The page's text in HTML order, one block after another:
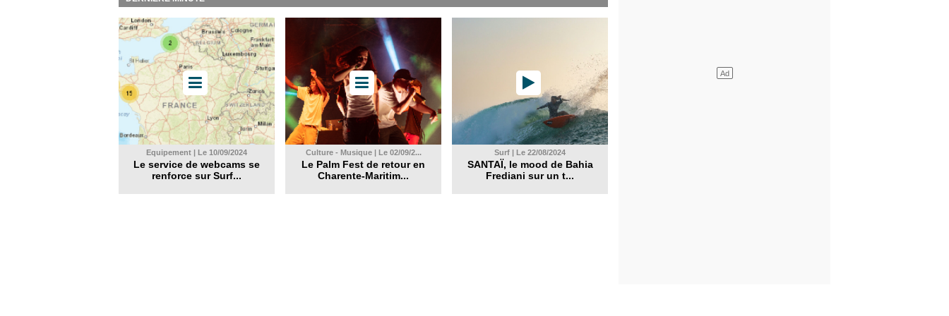
Equipement | Le 10/09/2024
Le service de webcams se
renforce sur Surf...
Culture - Musique | Le 02/09/2...
Le Palm Fest de retour en
Charente-Maritim...
Surf | Le 22/08/2024
SANTAÏ, le mood de Bahia
Frediani sur un t...